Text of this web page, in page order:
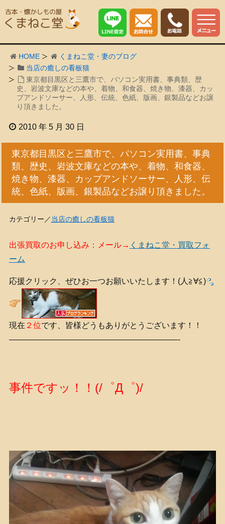
HOME
くまねこ堂・妻のブログ
当店の癒しの看板猫
東京都目黒区と三鷹市で、パソコン実用書、事典類、歴
史、岩波文庫などの本や、着物、和食器、焼き物、漆器、カッ
プアンドソーサー、人形、伝統、色紙、版画、銀製品などお譲
り頂きました。
2010 年 5 月 30 日
東京都目黒区と三鷹市で、パソコン実用書、事典
類、歴史、岩波文庫などの本や、着物、和食器、
焼き物、漆器、カップアンドソーサー、人形、伝
統、色紙、版画、銀製品などお譲り頂きました。
カテゴリー／当店の癒しの看板猫
出張買取のお申し込み：メール→ くまねこ堂・買取フォ
ーム
応援クリック、ぜひお一つお願いいたします！(人≧∀≦)
現在 ２位です、皆様どうもありがとうございます！！
—————————————————————-
事件ですッ！！(/゜Д゜)/